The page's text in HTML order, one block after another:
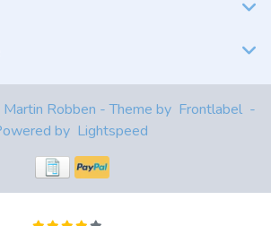
Robben - Theme by Frontlabel -
by Lightspeed